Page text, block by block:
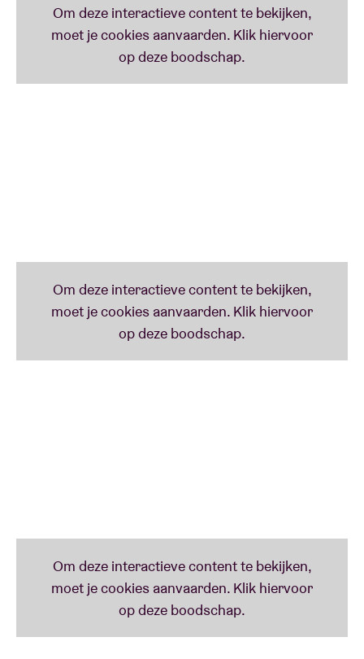
FUN FACT
In 2018 is het exact 20 jaar geleden dat Bent Van
Looy – toen nog aan het roer bij Das Pop – op de AB-
planken stond.